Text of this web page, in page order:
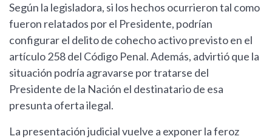
Según la legisladora, si los hechos ocurrieron tal como
fueron relatados por el Presidente, podrían
configurar el delito de cohecho activo previsto en el
artículo 258 del Código Penal. Además, advirtió que la
situación podría agravarse por tratarse del
Presidente de la Nación el destinatario de esa
presunta oferta ilegal.
La presentación judicial vuelve a exponer la feroz